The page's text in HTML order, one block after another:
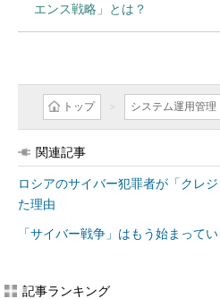
エンス戦略」とは？
トップ システム運用管理
関連記事
ロシアのサイバー犯罪者が「クレ
た理由
「サイバー戦争」はもう始まって
記事ランキング